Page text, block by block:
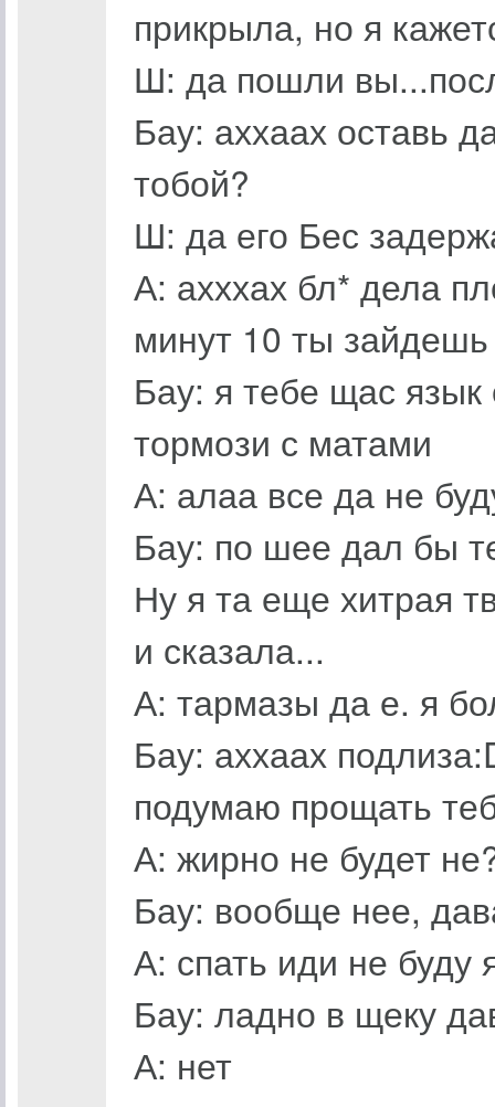
прикрыла, но я
Ш: да пошли
Бау: аххаах оставь
тобой?
Ш: да его Бес
А: ахххах бл* дела
минут 10 ты зайдешь
Бау: я тебе щас язык
тормози с матами
А: алаа все да не
Бау: по шее дал бы
Ну я та еще хитрая
и сказала...
А: тармазы да е. я
Бау: аххаах
подумаю прощать
А: жирно не будет
Бау: вообще нее,
А: спать иди не буду
Бау: ладно в щеку
А: нет